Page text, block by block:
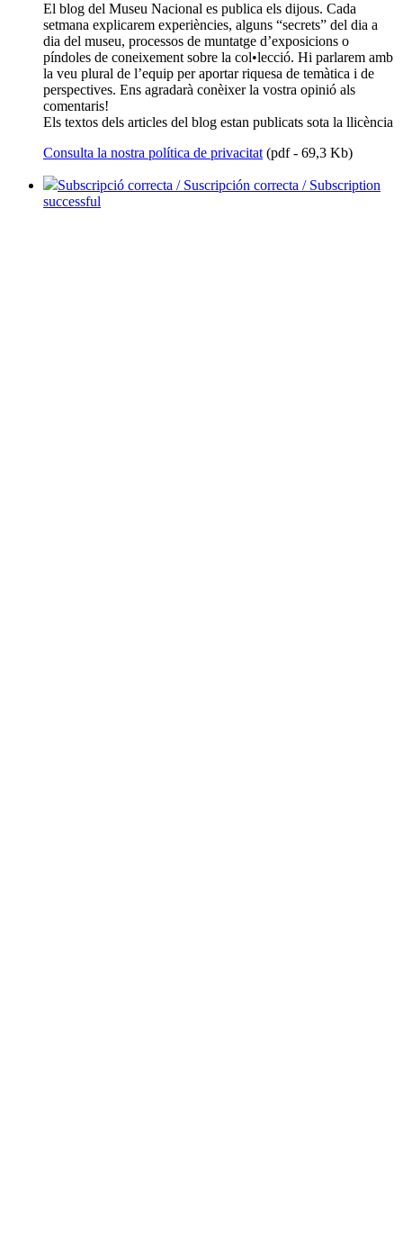
El blog del Museu Nacional es publica els dijous. Cada
setmana explicarem experiències, alguns “secrets” del dia a
dia del museu, processos de muntatge d’exposicions o
píndoles de coneixement sobre la col•lecció. Hi parlarem amb
la veu plural de l’equip per aportar riquesa de temàtica i de
perspectives. Ens agradarà conèixer la vostra opinió als
comentaris!
Els textos dels articles del blog estan publicats sota la llicència
Consulta la nostra política de privacitat (pdf - 69,3 Kb)
Subscripció correcta / Suscripción correcta / Subscription
successful